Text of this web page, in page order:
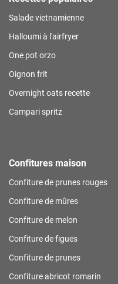
Salade vietnamienne
Halloumi à l'airfryer
One pot orzo
Oignon frit
Overnight oats recette
Campari spritz
Confitures maison
Confiture de prunes rouges
Confiture de mûres
Confiture de melon
Confiture de figues
Confiture de prunes
Confiture abricot romarin